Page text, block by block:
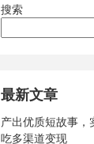
搜索
最新文章
产出优质短故事，
吃多渠道变现